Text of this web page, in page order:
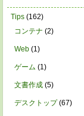
Tips (162)
コンテナ (2)
Web (1)
ゲーム (1)
文書作成 (5)
デスクトップ(67)